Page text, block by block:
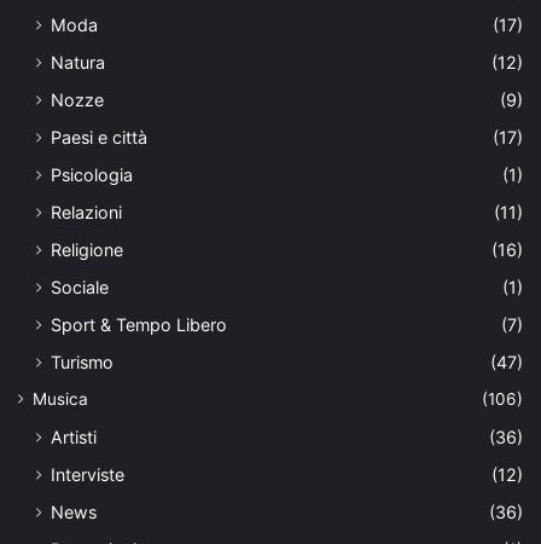
Moda
(17)
Natura
(12)
Nozze
(9)
Paesi e città
(17)
Psicologia
(1)
Relazioni
(11)
Religione
(16)
Sociale
(1)
Sport & Tempo Libero
(7)
Turismo
(47)
Musica (106)
Artisti
(36)
Interviste
(12)
News
(36)